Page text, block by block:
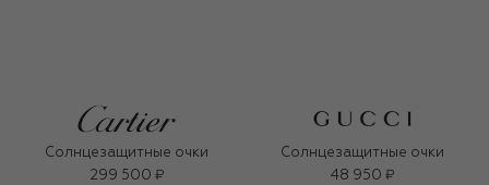
Солнцезащитные очки
299 500 ₽
Солнцезащитные очки
48 950 ₽